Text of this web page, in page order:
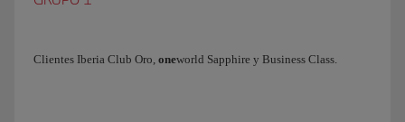
Clientes Iberia Club Oro, oneworld Sapphire y Business Class.